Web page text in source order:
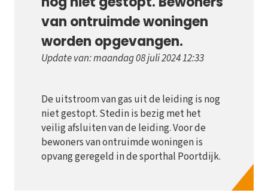
van ontruimde woningen
worden opgevangen.
Update van: maandag 08 juli 2024 12:33
De uitstroom van gas uit de leiding is nog
niet gestopt. Stedin is bezig met het
veilig afsluiten van de leiding. Voor de
bewoners van ontruimde woningen is
opvang geregeld in de sporthal Poortdijk.